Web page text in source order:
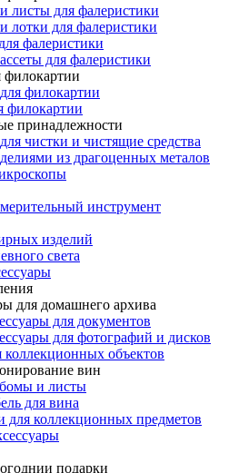
листы для фалеристики
лотки для фалеристики
фалеристики
для фалеристики
филокартии
филокартии
филокартии
принадлежности
чистки и чистящие средства
из драгоценных металов
инструмент
изделий
света
для домашнего архива
для документов
для фотографий и дисков
коллекционных объектов
вин
и листы
для вина
для коллекционных предметов
подарки